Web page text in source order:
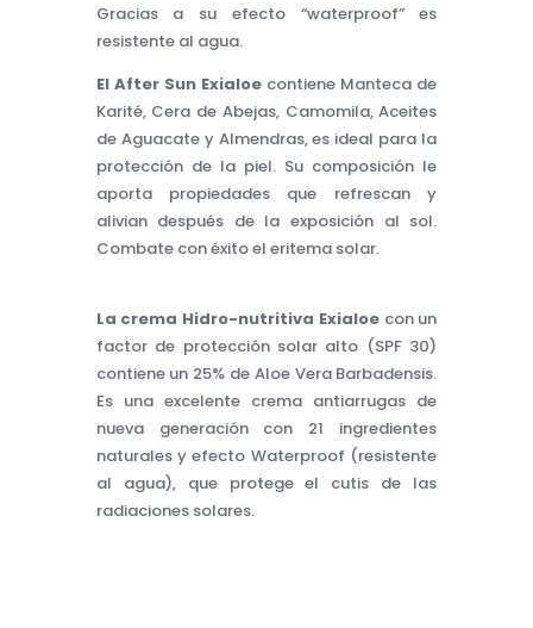
Gracias a su efecto “waterproof” es
resistente al agua.
El After Sun Exialoe contiene Manteca de
Karité, Cera de Abejas, Camomila, Aceites
de Aguacate y Almendras, es ideal para la
protección de la piel. Su composición le
aporta propiedades que refrescan y
alivian después de la exposición al sol.
Combate con éxito el eritema solar.
La crema Hidro-nutritiva Exialoecon un
factor de protección solar alto (SPF 30)
contiene un 25% de Aloe Vera Barbadensis.
Es una excelente crema antiarrugas de
nueva generación con 21 ingredientes
naturales y efecto Waterproof (resistente
al agua), que protege el cutis de las
radiaciones solares.